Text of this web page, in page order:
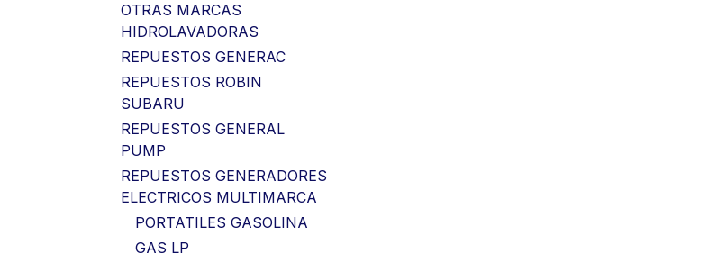
OTRAS MARCAS
HIDROLAVADORAS
REPUESTOS GENERAC
REPUESTOS ROBIN
SUBARU
REPUESTOS GENERAL
PUMP
REPUESTOS GENERADORES
ELECTRICOS MULTIMARCA
PORTATILES GASOLINA
GAS LP